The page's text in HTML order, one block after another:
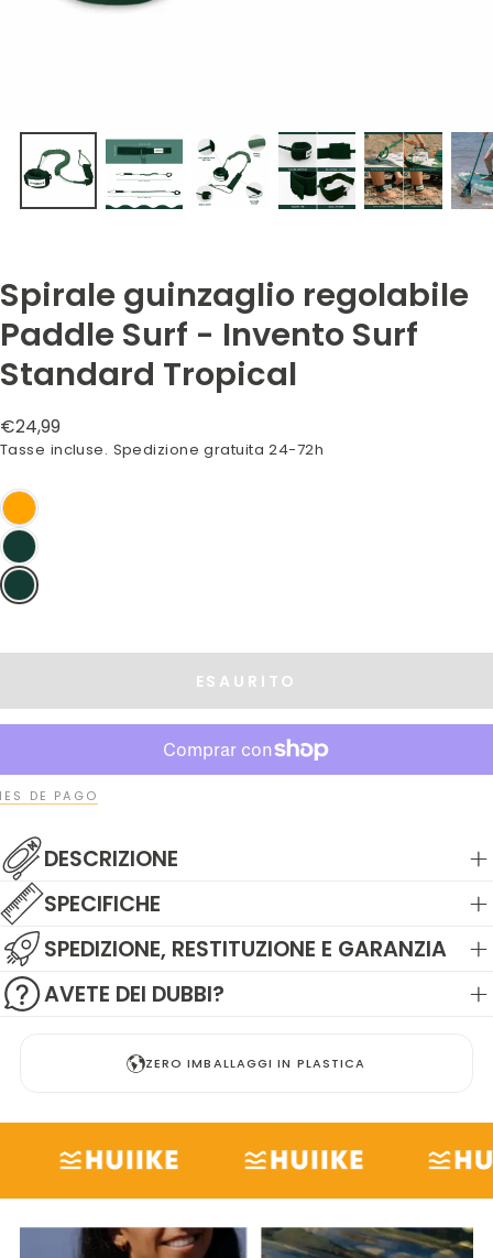
Spirale guinzaglio regolabile
Paddle Surf - Invento Surf
Standard Tropical
Prezzo
normale
€24,99
Tasse incluse. Spedizione gratuita 24-72h
ESAURITO
DE PAGO
DESCRIZIONE
SPECIFICHE
SPEDIZIONE, RESTITUZIONE E GARANZIA
AVETE DEI DUBBI?
ZERO IMBALLAGGI IN PLASTICA